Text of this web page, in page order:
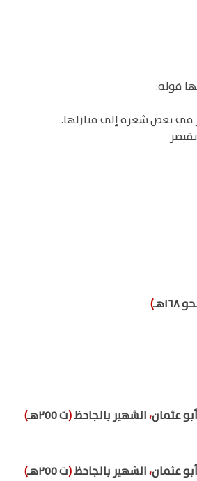
قوله:
في بعض شعره إلى منازلها.
)
أبو عثمان،الشهير بالجاحظ(ت ٢٥٥هـ
)
أبو عثمان،الشهير بالجاحظ(ت ٢٥٥هـ
)